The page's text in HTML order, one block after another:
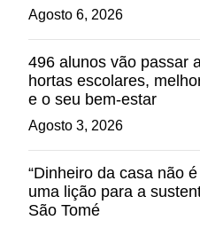
Agosto 6, 2026
496 alunos vão passar
hortas escolares,
e o seu bem-estar
Agosto 3, 2026
“Dinheiro da casa não
uma lição para a
São Tomé